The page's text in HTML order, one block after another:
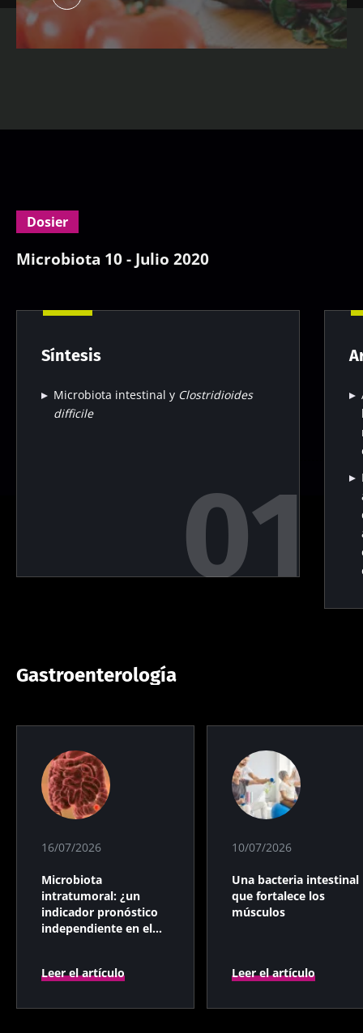
salud : el estudo nu-age
Dosier
Microbiota 10 - Julio 2020
Síntesis
Microbiota intestinal y Clostridioides
difficile
Gastroenterología
16/07/2026
Microbiota
intratumoral: ¿un
indicador pronóstico
independiente en el
Leer el artículo
10/07/2026
Una bacteria intestinal
que fortalece los
músculos
Leer el artículo